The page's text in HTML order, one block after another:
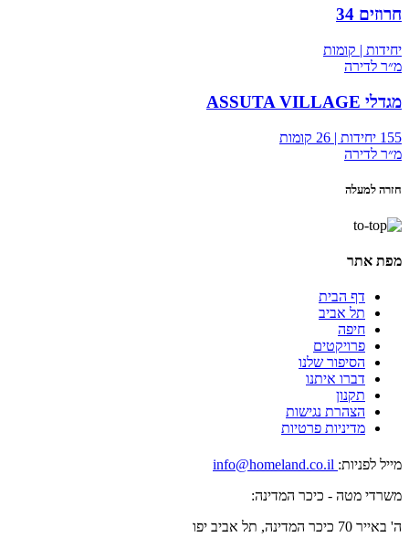
חרוזים 34
יחידות | קומות
מ״ר לדירה
מגדלי ASSUTA VILLAGE
155 יחידות | 26 קומות
מ״ר לדירה
חזרה למעלה
מפת אתר
דף הבית
תל אביב
חיפה
פרויקטים
הסיפור שלנו
דברו איתנו
תקנון
הצהרת נגישות
מדיניות פרטיות
מייל לפניות:
משרדי מטה - כיכר המדינה:
ה' באייר 70 כיכר המדינה, תל אביב יפו